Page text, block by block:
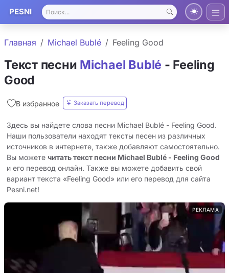
PESNI
Главная Michael Bublé Feeling Good
Текст песни Michael Bublé - Feeling
Good
В избранное Заказать перевод
Здесь вы найдете слова песни Michael Bublé - Feeling Good.
Наши пользователи находят тексты песен из различных
источников в интернете, также добавляют самостоятельно.
Вы можете читать текст песни Michael Bublé - Feeling Good
и его перевод онлайн. Также вы можете добавить свой
вариант текста «Feeling Good» или его перевод для сайта
Pesni.net!
РЕКЛАМА